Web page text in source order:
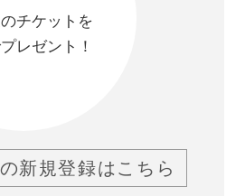
チケットを
レゼント！
新規登録はこちら